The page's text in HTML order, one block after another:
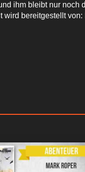
können Sie auf
ändern oder Ihre
ihm bleibt nur
bereitgestellt